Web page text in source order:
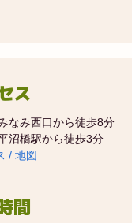
ス
なみ西口から徒歩8分
沼橋駅から徒歩3分
/ 地図
間